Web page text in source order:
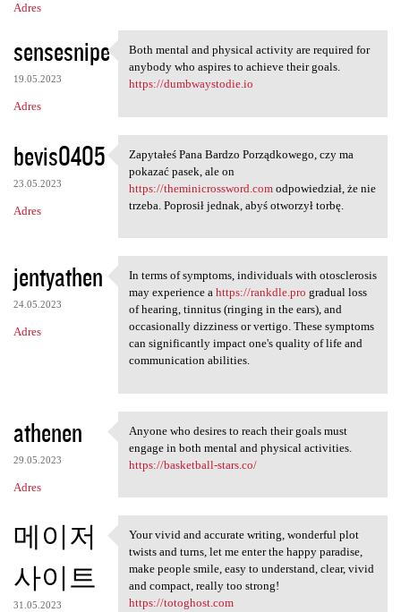
Adres
sensesnipe
19.05.2023
Adres
Both mental and physical
Both mental and physical activity are required for
anybody who aspires to achieve their goals.
https://dumbwaystodie.io
bevis0405
23.05.2023
Adres
Zapytałeś Pana Bardzo
Zapytałeś Pana Bardzo Porządkowego, czy ma
pokazać pasek, ale on
https://theminicrossword.comodpowiedział, że nie
trzeba. Poprosił jednak, abyś otworzył torbę.
jentyathen
24.05.2023
Adres
In terms of symptoms,
In terms of symptoms, individuals with otosclerosis
may experience a https://rankdle.pro gradual loss
of hearing, tinnitus (ringing in the ears), and
occasionally dizziness or vertigo. These symptoms
can significantly impact one's quality of life and
communication abilities.
athenen
29.05.2023
Adres
Anyone who desires to reach
Anyone who desires to reach their goals must
engage in both mental and physical activities.
https://basketball-stars.co/
메이저
사이트
31.05.2023
Your vivid and accurate
Your vivid and accurate writing, wonderful plot
twists and turns, let me enter the happy paradise,
make people smile, easy to understand, clear, vivid
and compact, really too strong!
https://totoghost.com